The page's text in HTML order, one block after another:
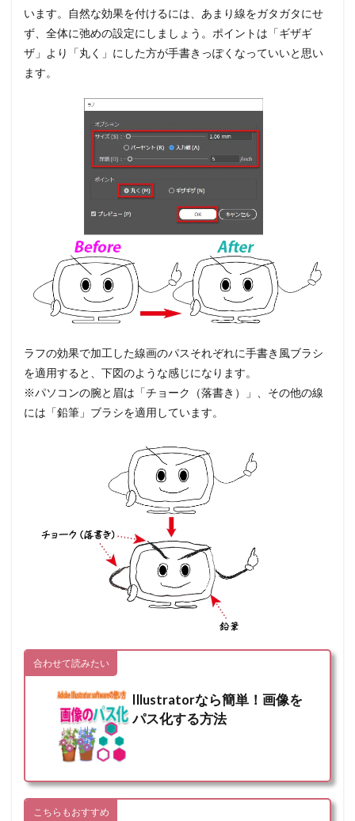
います。自然な効果を付けるには、あまり線をガタガタにせ
ず、全体に弛めの設定にしましょう。ポイントは「ギザギ
ザ」より「丸く」にした方が手書きっぽくなっていいと思い
ます。
ラフの効果で加工した線画のパスそれぞれに手書き風ブラシ
を適用すると、下図のような感じになります。
※パソコンの腕と眉は「チョーク（落書き）」、その他の線
には「鉛筆」ブラシを適用しています。
合わせて読みたい
Illustratorなら簡単！画像を
パス化する方法
こちらもおすすめ